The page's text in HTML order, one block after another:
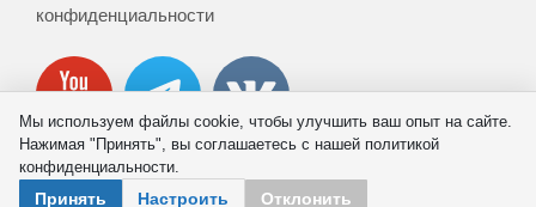
Издания
Проблемы прогнозирования
О журнале
Номера журналов
конфиденциальности
© 2026 ИНП РАН
Мы используем файлы cookie, чтобы улучшить ваш опыт на сайте.
Нажимая "Принять", вы соглашаетесь с нашей политикой
конфиденциальности.
Принять Настроить Отклонить